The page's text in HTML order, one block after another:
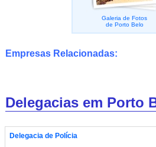
Galeria de Fotos
de Porto Belo
Empresas Relacionadas:
Delegacias em Porto
Delegacia de Polícia